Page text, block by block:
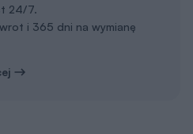
24/7.
i 365 dni na wymianę